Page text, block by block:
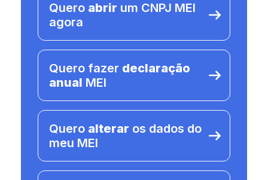
Quero abrir um CNPJ MEI
agora
Quero fazer declaração
anual MEI
Quero alterar os dados do
meu MEI